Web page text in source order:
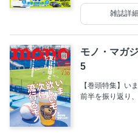
覧ください！
雑誌詳細
モノ・マガ
5
【巻頭特集】い
前半を振り返り
を見つけ出し、
い」という知的